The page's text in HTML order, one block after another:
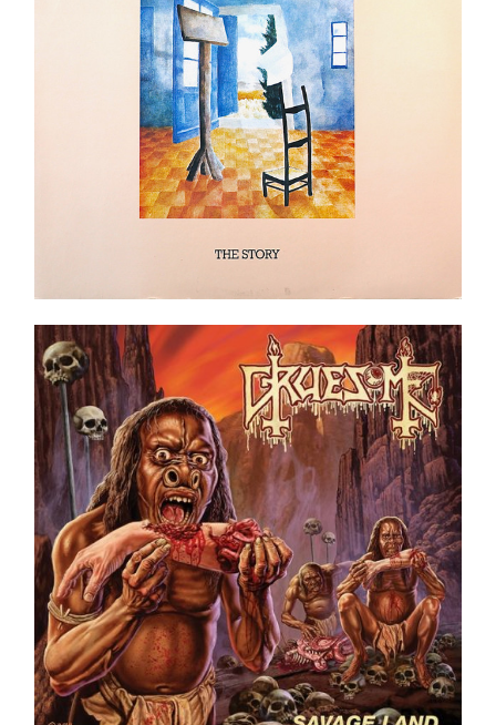
Ajouter au panier
Gruesome ‎– Savage Land LP _ Ltd. Ed. _ Green
Swamp
Ajouter au panier Détails